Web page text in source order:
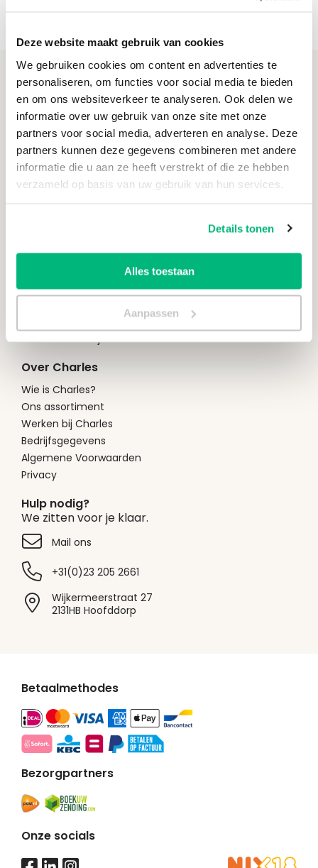
Deze website maakt gebruik van cookies
We gebruiken cookies om content en advertenties te
personaliseren, om functies voor social media te bieden
en om ons websiteverkeer te analyseren. Ook delen we
informatie over uw gebruik van onze site met onze
partners voor social media, adverteren en analyse. Deze
partners kunnen deze gegevens combineren met andere
informatie die u aan ze heeft verstrekt of die ze hebben
verzameld op basis van uw gebruik van hun services.
Details tonen
Alles toestaan
Aanpassen
Klantenservice
Bestelling plaatsen
Betaalmethoden
Bezorgen
Bestelling wijzigen
Veel gestelde vragen
Cadeauservice
Mijn account
Alles over zakelijk bestellen
Over Charles
Wie is Charles?
Ons assortiment
Werken bij Charles
Bedrijfsgegevens
Algemene Voorwaarden
Privacy
Hulp nodig?
We zitten voor je klaar.
Mail ons
+31(0)23 205 2661
Wijkermeerstraat 27
2131HB Hoofddorp
Betaalmethodes
Bezorgpartners
Onze socials